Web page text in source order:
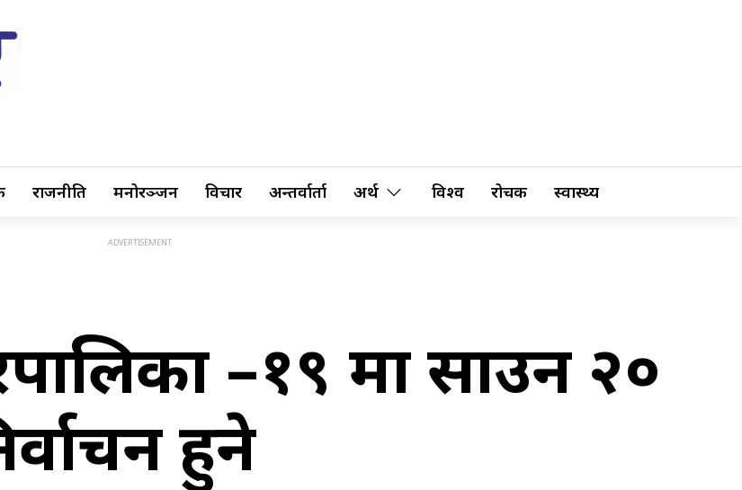
राजनीति मनोरञ्जन विचार अन्तर्वार्ता अर्थ विश्व रोचक स्वास्थ्य
–१९ मा साउन २०
हुने